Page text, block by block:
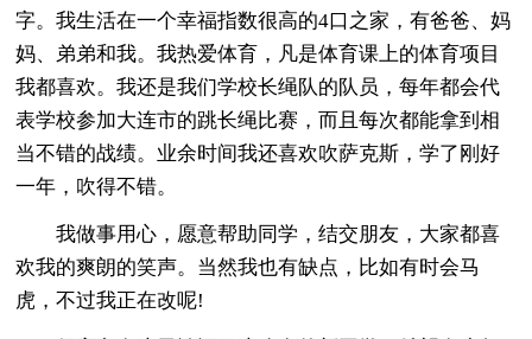
字。我生活在一个幸福指数很高的4口之家，有爸爸、妈
妈、弟弟和我。我热爱体育，凡是体育课上的体育项目
我都喜欢。我还是我们学校长绳队的队员，每年都会代
表学校参加大连市的跳长绳比赛，而且每次都能拿到相
当不错的战绩。业余时间我还喜欢吹萨克斯，学了刚好
一年，吹得不错。
我做事用心，愿意帮助同学，结交朋友，大家都喜
欢我的爽朗的笑声。当然我也有缺点，比如有时会马
虎，不过我正在改呢!